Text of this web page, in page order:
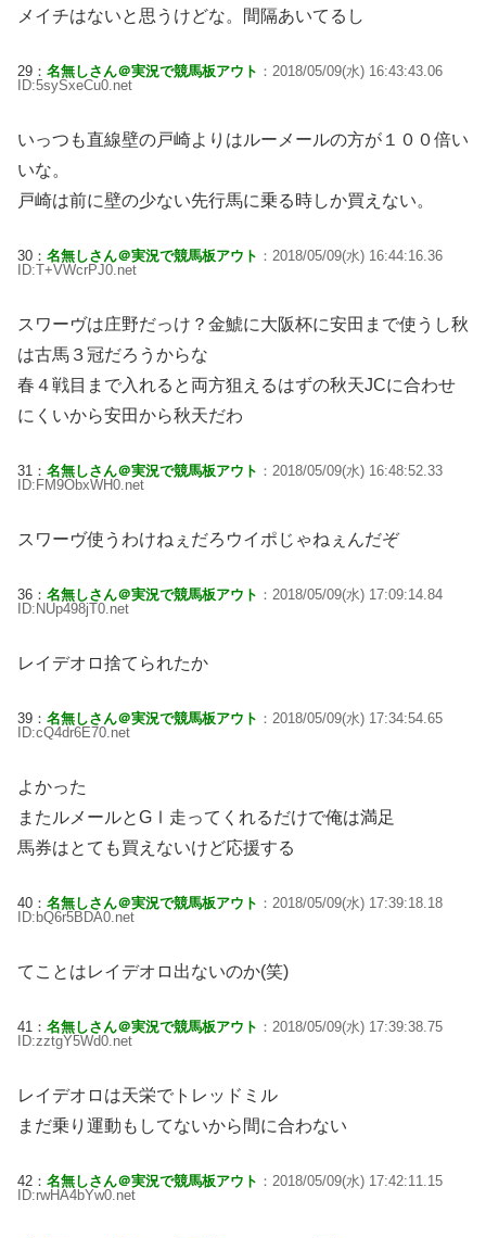
メイチはないと思うけどな。間隔あいてるし
29： 名無しさん＠実況で競馬板アウト ：2018/05/09(水) 16:43:43.06
ID:5sySxeCu0.net
いっつも直線壁の戸崎よりはルーメールの方が１００倍い
いな。
戸崎は前に壁の少ない先行馬に乗る時しか買えない。
30： 名無しさん＠実況で競馬板アウト ：2018/05/09(水) 16:44:16.36
ID:T+VWcrPJ0.net
スワーヴは庄野だっけ？金鯱に大阪杯に安田まで使うし秋
は古馬３冠だろうからな
春４戦目まで入れると両方狙えるはずの秋天JCに合わせ
にくいから安田から秋天だわ
31： 名無しさん＠実況で競馬板アウト ：2018/05/09(水) 16:48:52.33
ID:FM9ObxWH0.net
スワーヴ使うわけねぇだろウイポじゃねぇんだぞ
36： 名無しさん＠実況で競馬板アウト ：2018/05/09(水) 17:09:14.84
ID:NUp498jT0.net
レイデオロ捨てられたか
39： 名無しさん＠実況で競馬板アウト ：2018/05/09(水) 17:34:54.65
ID:cQ4dr6E70.net
よかった
またルメールとGⅠ走ってくれるだけで俺は満足
馬券はとても買えないけど応援する
40： 名無しさん＠実況で競馬板アウト ：2018/05/09(水) 17:39:18.18
ID:bQ6r5BDA0.net
てことはレイデオロ出ないのか(笑)
41： 名無しさん＠実況で競馬板アウト ：2018/05/09(水) 17:39:38.75
ID:zztgY5Wd0.net
レイデオロは天栄でトレッドミル
まだ乗り運動もしてないから間に合わない
42： 名無しさん＠実況で競馬板アウト ：2018/05/09(水) 17:42:11.15
ID:rwHA4bYw0.net